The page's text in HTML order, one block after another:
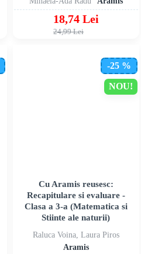
18,74 Lei
24,99 Lei
NOU!
-25 %
Raluca Voina, Laura Piros
Aramis
Cu Aramis reusesc:
Recapitulare si evaluare -
Clasa a 3-a (Matematica si
Stiinte ale naturii)